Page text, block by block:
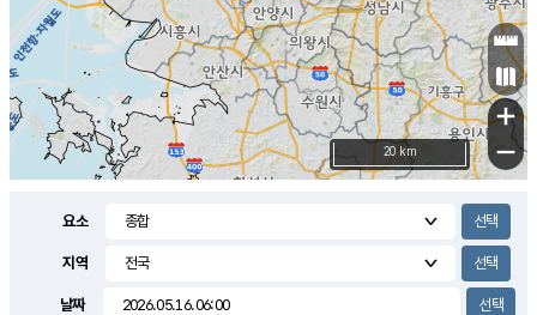
+
−
20 km
요소
지역
날짜